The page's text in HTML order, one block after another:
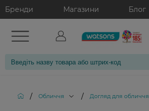
Бренди Магазини Блог
/ Обличчя / Догляд для обличчя